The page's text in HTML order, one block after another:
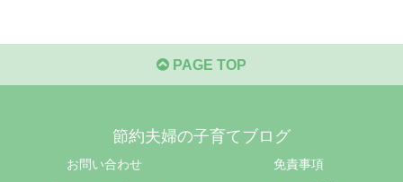
PAGE TOP
節約夫婦の子育てブログ
お問い合わせ
免責事項